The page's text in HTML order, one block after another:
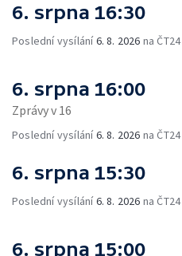
6. srpna 16:30
Poslední vysílání6. 8. 2026 na ČT24
6. srpna 16:00
Zprávy v 16
Poslední vysílání6. 8. 2026 na ČT24
6. srpna 15:30
Poslední vysílání6. 8. 2026 na ČT24
6. srpna 15:00